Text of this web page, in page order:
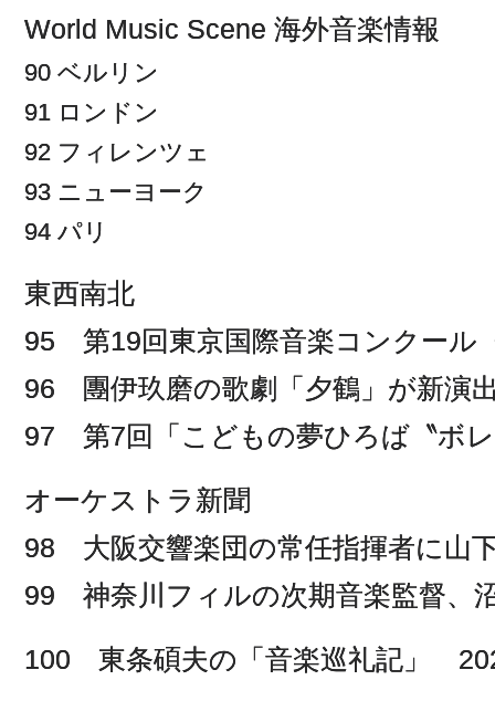
World Music Scene 海外音楽情報
90 ベルリン
91 ロンドン
92 フィレンツェ
93 ニューヨーク
94 パリ
東西南北
95 第19回東京国際音楽コンクール
96 團伊玖磨の歌劇「夕鶴」が新演
97 第7回「こどもの夢ひろば〝ボ
オーケストラ新聞
98 大阪交響楽団の常任指揮者に山
99 神奈川フィルの次期音楽監督、
100 東条碩夫の「音楽巡礼記」